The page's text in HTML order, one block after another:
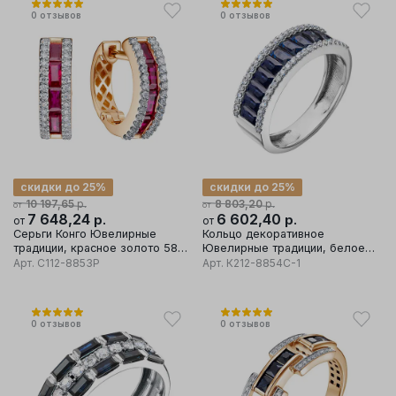
0 отзывов
от 10 197,65р.
скидки до 25%
от 7 648,24 р.
Серьги Конго Ювелирные
традиции, красное золото 585
проба, вставка бриллиант
Арт. С112-8853Р
0 отзывов
от 8 803,20р.
скидки до 25%
от 6 602,40 р.
Кольцо декоративное
Ювелирные традиции, белое
золото 585 проба, вставка
Арт. К212-8854С-1
0 отзывов 0 отзывов